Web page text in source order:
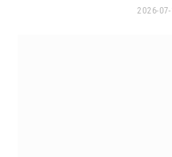
2026-